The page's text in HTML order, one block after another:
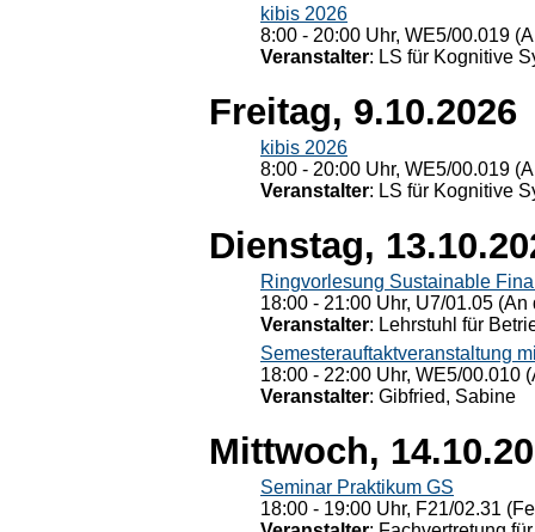
kibis 2026
8:00 - 20:00 Uhr, WE5/00.019
Veranstalter: LS für Kognitive
Freitag, 9.10.2026
kibis 2026
8:00 - 20:00 Uhr, WE5/00.019
Veranstalter: LS für Kognitive
Dienstag,
Ringvorlesung Sustainable
18:00 - 21:00 Uhr, U7/01.05
Veranstalter: Lehrstuhl für
Semesterauftaktveranstaltung
18:00 - 22:00 Uhr, WE5/00.010
Veranstalter: Gibfried, Sabine
Mittwoch,
Seminar Praktikum GS
18:00 - 19:00 Uhr, F21/02.31